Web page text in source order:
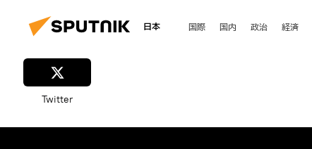
日本 国際 国内 政治 経済
Twitter